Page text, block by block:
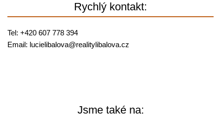
Rychlý kontakt:
Tel: +420 607 778 394
Email: lucielibalova@realitylibalova.cz
Jsme také na: